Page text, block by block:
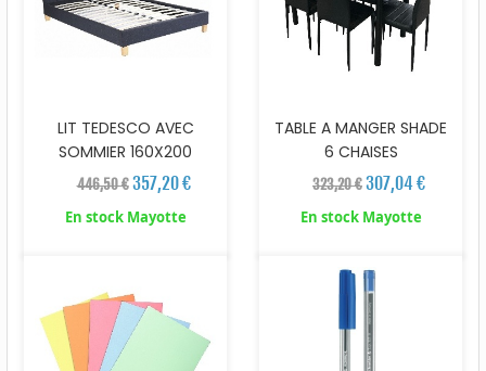
LIT TEDESCO AVEC
SOMMIER 160X200
446,50 € 357,20 €
En stock Mayotte
TABLE A MANGER SHADE
6 CHAISES
323,20 €307,04 €
En stock Mayotte